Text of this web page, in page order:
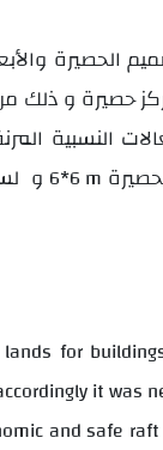
حصيرة و ذلك
النسبية
m
6*6 و
for
it was
and safe